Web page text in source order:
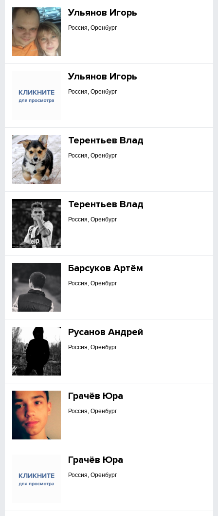
Ульянов Игорь
Россия, Оренбург
Ульянов Игорь
Россия, Оренбург
Терентьев Влад
Россия, Оренбург
Терентьев Влад
Россия, Оренбург
Барсуков Артём
Россия, Оренбург
Русанов Андрей
Россия, Оренбург
Грачёв Юра
Россия, Оренбург
Грачёв Юра
Россия, Оренбург